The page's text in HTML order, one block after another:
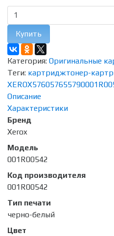
Купить
Категория: Оригинальные
Теги: картриджтонер-
XEROX576057655790
Описание
Характеристики
Бренд
Xerox
Модель
001R00542
Код производителя
001R00542
Тип печати
черно-белый
Цвет